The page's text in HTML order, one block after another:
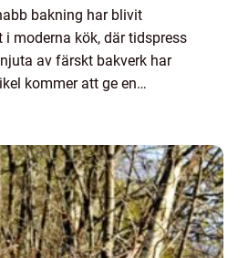
bakning har blivit
i moderna kök, där tidspress
av färskt bakverk har
kommer att ge en